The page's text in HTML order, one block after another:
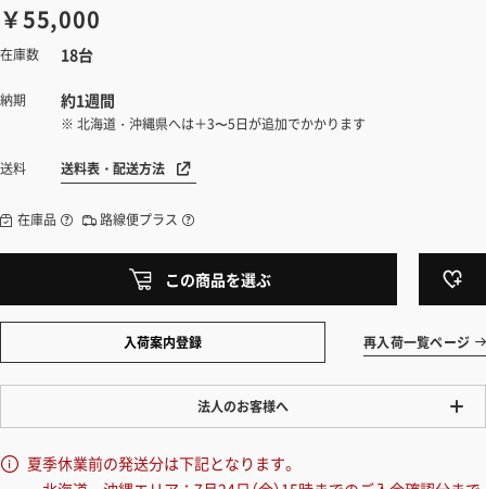
￥55,000
在庫数 18台
納期 約1週間
※ 北海道・沖縄県へは＋3〜5日が追加でかかります
送料 送料表・配送方法
在庫品 路線便プラス
この商品を選ぶ
入荷案内登録 再入荷一覧ページ
法人のお客様へ
ワンプライス販売
法人・個人様いずれも全て一律の価格で販売しております。法人/個人
夏季休業前の発送分は下記となります。